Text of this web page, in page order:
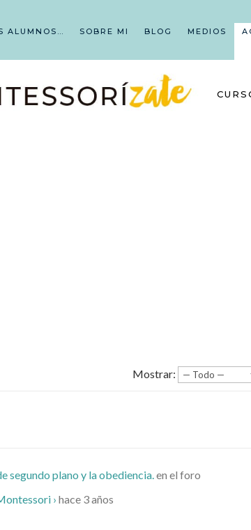
ALUMNOS… SOBRE MI BLOG MEDIOS
Mostrar:
segundo plano y la obediencia. en el foro
› hace 3 años